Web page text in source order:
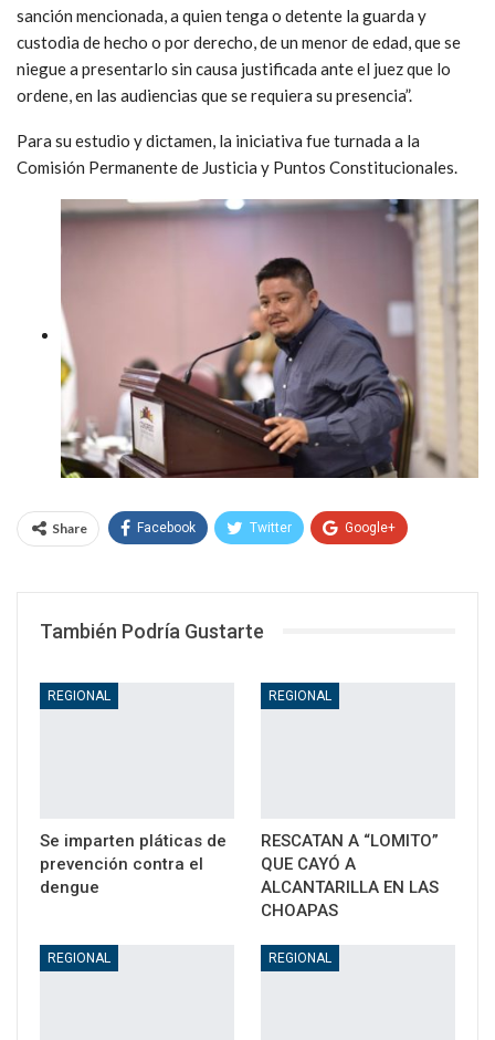
sanción mencionada, a quien tenga o detente la guarda y
custodia de hecho o por derecho, de un menor de edad, que se
niegue a presentarlo sin causa justificada ante el juez que lo
ordene, en las audiencias que se requiera su presencia”.
Para su estudio y dictamen, la iniciativa fue turnada a la
Comisión Permanente de Justicia y Puntos Constitucionales.
Share Facebook Twitter Google+
También Podría Gustarte
REGIONAL
Se imparten pláticas de
prevención contra el
dengue
REGIONAL
RESCATAN A “LOMITO”
QUE CAYÓ A
ALCANTARILLA EN LAS
CHOAPAS
REGIONAL REGIONAL